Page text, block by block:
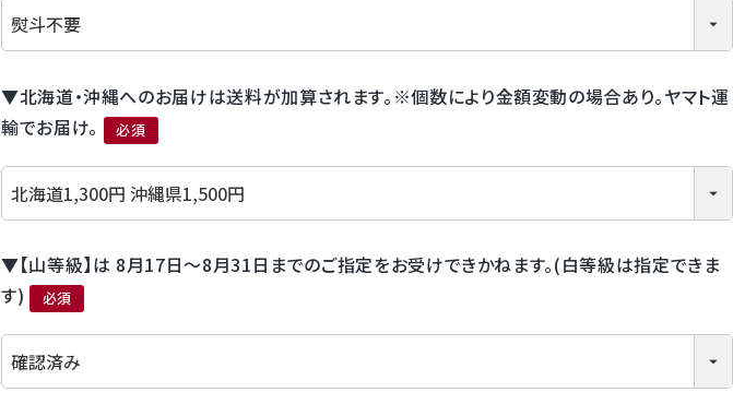
▼北海道・沖縄へのお届けは送料が加算されます。※個数により金額変動の場合あり。ヤマト運
輸でお届け。
▼【山等級】は 8月17日～8月31日までのご指定をお受けできかねます。(白等級は指定できま
す)